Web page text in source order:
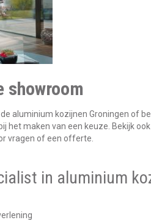
showroom
aluminium kozijnen Groningen of
het maken van een keuze. Bekijk
vragen of een offerte.
in aluminium